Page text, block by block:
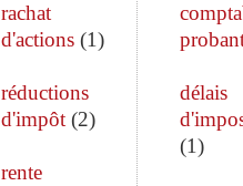
rachat
d'actions(1)
réductions
d'impôt(2)
rente
délais
(1)